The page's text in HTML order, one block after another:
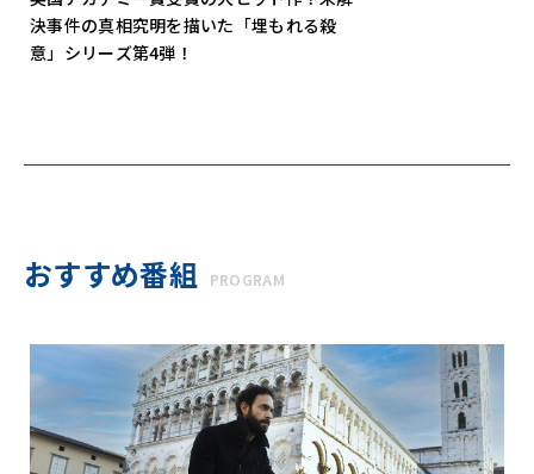
決事件の真相究明を描いた「埋もれる殺
意」シリーズ第4弾！
おすすめ番組 PROGRAM